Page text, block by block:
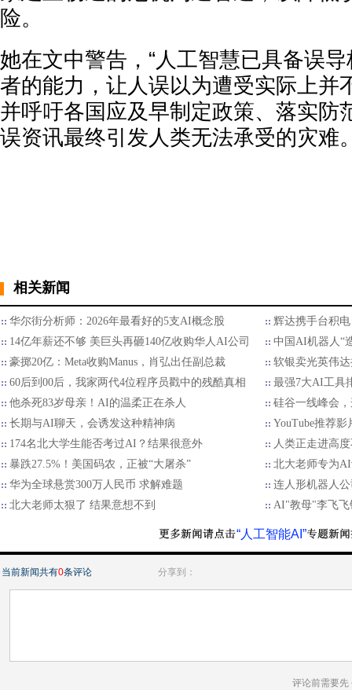
险。
她在文中警告，“人工智慧已具备误
者的能力，让人误以为遭受实际上并
并呼吁各国应及早制定政策、落实防
误资讯最终引发人类无法承受的灾难
相关新闻
华尔街分析师：2026年最看好的5支AI概念股
辉达携手台积
14亿年薪还不够 美巨头再砸140亿收购华人AI公司
中国AI机器人“
豪掷20亿：Meta收购Manus，肖弘出任副总裁
软银卖光英伟
60后到00后，我家两代4位程序员戳中的残酷真相
最强7大AI工具
他杀死83岁母亲！AI的温柔正在杀人
硅谷一线峰会
长期与AI聊天，会诱发这种精神病
YouTube推荐影
174名北大学生能否考过AI？结果很意外
人类正走进高
暴跌27.5%！美国码农，正被“大屠杀”
北大老师专为
华为全球悬赏300万人民币 求解难题
连人形机器人
北大老师太狠了 结果意想不到
AI"教母"李飞飞
“人工智能AI”
当前新闻共有0条评论 分享到：
评论前需要先